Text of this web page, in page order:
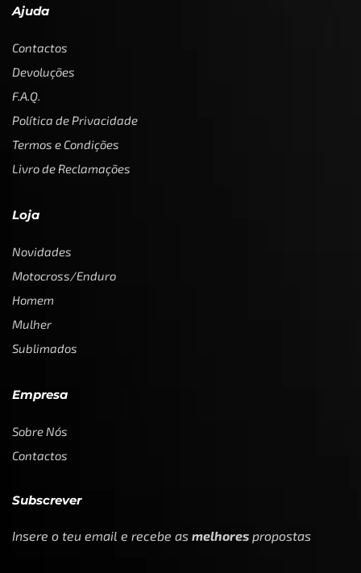
Ajuda
Contactos
Devoluções
F.A.Q.
Política de Privacidade
Termos e Condições
Livro de Reclamações
Loja
Novidades
Motocross/Enduro
Homem
Mulher
Sublimados
Empresa
Sobre Nós
Contactos
Subscrever
Insere o teu email e recebe as melhores propostas